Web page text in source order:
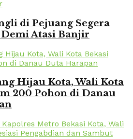
di Pejuang Segera
Atasi Banjir
Hijau Kota, Wali Kota
200 Pohon di Danau